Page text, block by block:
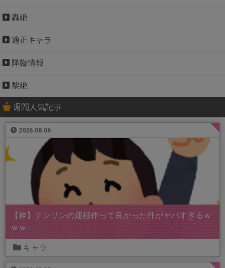
轟絶
適正キャラ
降臨情報
黎絶
週間人気記事
2026.08.06
【神】テンリンの運極作って良かった件がヤバすぎるｗ
ｗｗ
キャラ